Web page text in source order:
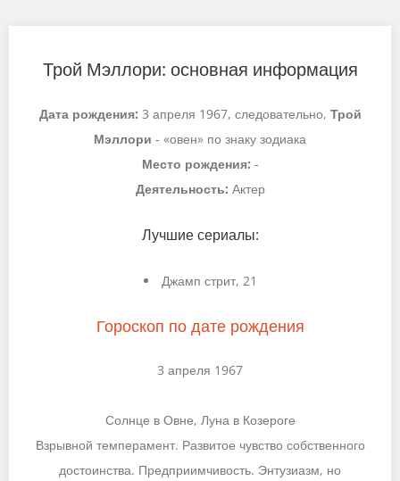
Трой Мэллори: основная информация
Дата рождения: 3 апреля 1967, следовательно, Трой
Мэллори - «овен» по знаку зодиака
Место рождения: -
Деятельность: Актер
Лучшие сериалы:
Джамп стрит, 21
Гороскоп по дате рождения
3 апреля 1967
Солнце в Овне, Луна в Козероге
Взрывной темперамент. Развитое чувство собственного
достоинства. Предприимчивость. Энтузиазм, но